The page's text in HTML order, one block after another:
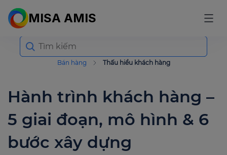
MISA AMIS
Bán hàng Thấu hiểu khách hàng
Search
for:
Hành trình khách hàng –
5 giai đoạn, mô hình & 6
bước xây dựng